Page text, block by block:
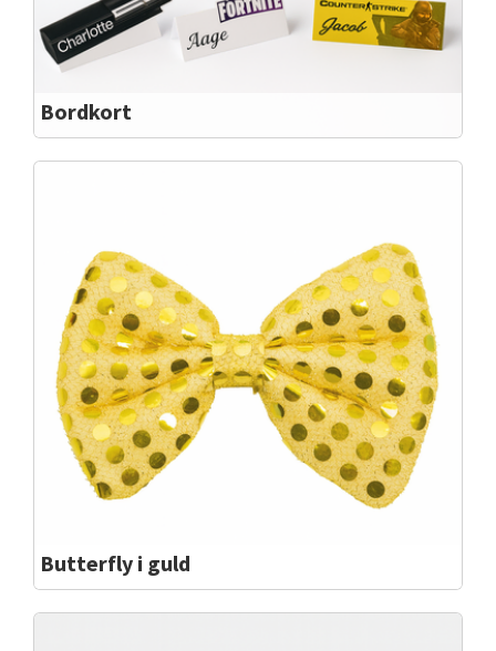
Bordkort
Bordkort med Fortnite, CS, Counterstrike eller
andet personligt ønske.
Butterfly i guld
Flot butterfly i Guld med pailetter...